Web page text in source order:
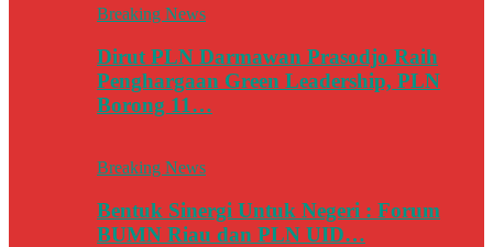
Breaking News
Dirut PLN Darmawan Prasodjo Raih
Penghargaan Green Leadership, PLN
Borong 11…
Breaking News
Bentuk Sinergi Untuk Negeri : Forum
BUMN Riau dan PLN UID…